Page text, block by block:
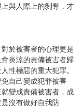
與人際上的剝奪，才
於被害者的心理更是
炎涼的責備被害者歸
性極惡的重大犯罪。
自己變成犯罪被害
變成責備被害者，成
沒有做好自我防